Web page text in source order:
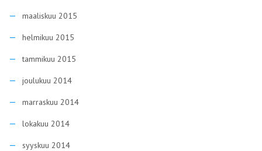
maaliskuu 2015
helmikuu 2015
tammikuu 2015
joulukuu 2014
marraskuu 2014
lokakuu 2014
syyskuu 2014